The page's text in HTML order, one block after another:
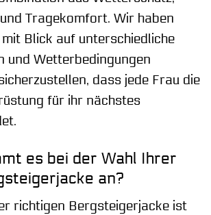
Tragekomfort. Wir haben
Blick auf unterschiedliche
und Wetterbedingungen
dass jede Frau die
für ihr nächstes
es bei der Wahl Ihrer
an?
richtigen Bergsteigerjacke ist